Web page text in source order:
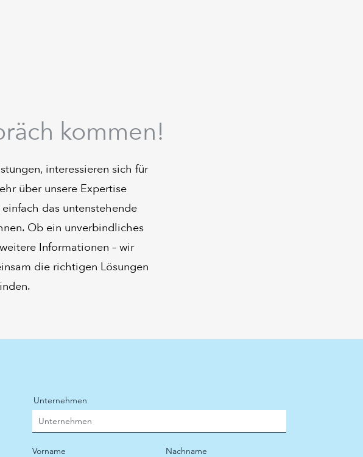
kommen!
interessieren sich für
über unsere Expertise
das untenstehende
Ob ein unverbindliches
Informationen – wir
die richtigen Lösungen
Unternehmen
Vorname Nachname